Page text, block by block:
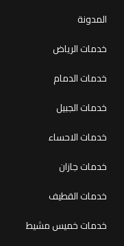
المدونة
خدمات الرياض
خدمات الدمام
خدمات الجبيل
خدمات الاحساء
خدمات جازان
خدمات القطيف
خدمات خميس مشيط